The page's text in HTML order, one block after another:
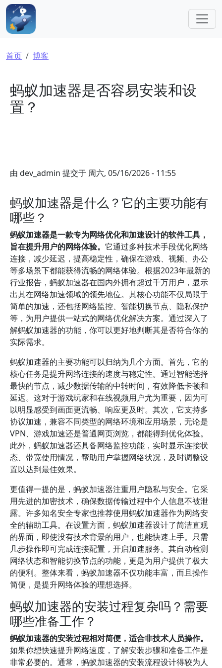
跳转到主要内容
面包屑
首页 博客
蚂蚁加速器是否容易安装和设
置？
由 dev_admin 提交于 周六, 05/16/2026 - 11:55
蚂蚁加速器是什么？它的主要功能有
哪些？
蚂蚁加速器是一款专为网络优化和加速设计的软件工具，
旨在提升用户的网络体验。 它通过多种技术手段优化网络
连接，减少延迟，提高稳定性，确保在游戏、视频、办公
等多场景下都能获得流畅的网络体验。根据2023年最新的
行业报告，蚂蚁加速器在国内外拥有超过千万用户，显示
出其在网络加速领域的领先地位。其核心功能不仅局限于
简单的加速，还包括网络监控、智能切换节点、隐私保护
等，为用户提供一站式的网络优化解决方案。通过深入了
解蚂蚁加速器的功能，你可以更好地判断其是否符合你的
实际需求。
蚂蚁加速器的主要功能可以归纳为几个方面。首先，它的
核心任务是提升网络连接的速度与稳定性。通过智能选择
最快的节点，减少数据传输的中转时间，有效降低卡顿和
延迟。这对于游戏玩家和在线视频用户尤为重要，因为可
以明显感受到画面更流畅、响应更及时。其次，它支持多
协议加速，兼容不同类型的网络环境和应用场景，无论是
VPN、游戏加速还是普通网页浏览，都能得到优化体验。
此外，蚂蚁加速器还具备网络监控功能，实时显示连接状
态、带宽使用情况，帮助用户掌握网络状况，及时调整设
置以达到最佳效果。
更值得一提的是，蚂蚁加速器注重用户隐私与安全。它采
用先进的加密技术，确保数据传输过程中个人信息不被泄
露。许多知名安全专家也推荐使用蚂蚁加速器作为网络安
全的辅助工具。在设置方面，蚂蚁加速器设计了简洁直观
的界面，即使没有技术背景的用户，也能快速上手。只需
几步操作即可完成连接配置，开启加速服务。其自动检测
网络状态和智能切换节点的功能，更是为用户提供了极大
的便利。整体来看，蚂蚁加速器不仅功能丰富，而且操作
简便，是提升网络体验的理想选择。
蚂蚁加速器的安装过程复杂吗？需要
哪些准备工作？
蚂蚁加速器的安装过程相对简便，适合非技术人员操作。
如果你想快速提升网络速度，了解安装步骤和准备工作是
非常必要的。通常，蚂蚁加速器的安装流程设计得较为人